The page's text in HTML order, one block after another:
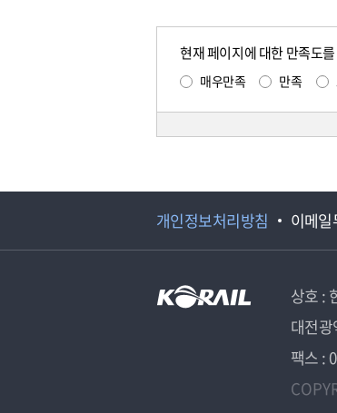
현재 페이지에 대한 만족도
매우만족 만족
개인정보처리방침 이메
상호 :
대전
팩스 :